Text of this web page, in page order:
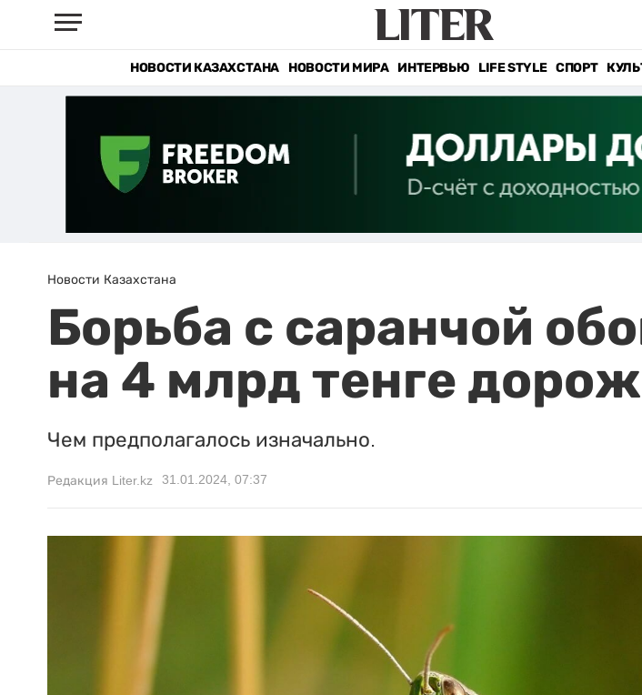
НОВОСТИ КАЗАХСТАНА НОВОСТИ МИРА ИНТЕРВЬЮ LIFE STYLE СПОРТ
Новости Казахстана
Борьба с саранчой
на 4 млрд тенге
Чем предполагалось изначально.
Редакция Liter.kz 31.01.2024, 07:37